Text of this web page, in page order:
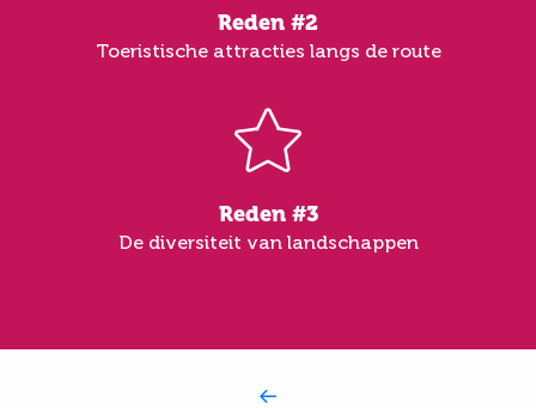
Reden #2
Toeristische attracties langs de route
Reden #3
De diversiteit van landschappen